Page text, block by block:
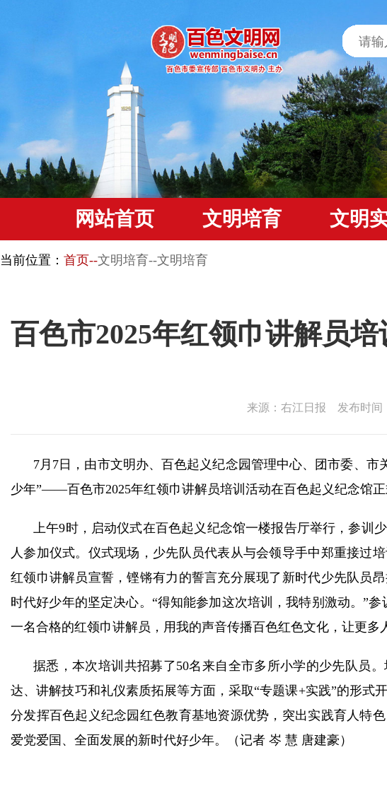
网站首页 文明培育 文明
当前位置： 首页--文明培育--文明培育
百色市2025年红领巾讲解员
来源：右江日报 发布时间
7月7日，由市文明办、百色起义纪念园管理中心、团市委、
少年”——百色市2025年红领巾讲解员培训活动在百色起义纪念馆正
上午9时，启动仪式在百色起义纪念馆一楼报告厅举行，参训
人参加仪式。仪式现场，少先队员代表从与会领导手中郑重接过
红领巾讲解员宣誓，铿锵有力的誓言充分展现了新时代少先队员
时代好少年的坚定决心。“得知能参加这次培训，我特别激动。”
一名合格的红领巾讲解员，用我的声音传播百色红色文化，让更多
据悉，本次培训共招募了50名来自全市多所小学的少先队员
达、讲解技巧和礼仪素质拓展等方面，采取“专题课+实践”的形式
分发挥百色起义纪念园红色教育基地资源优势，突出实践育人特
爱党爱国、全面发展的新时代好少年。（记者 岑 慧 唐建豪）